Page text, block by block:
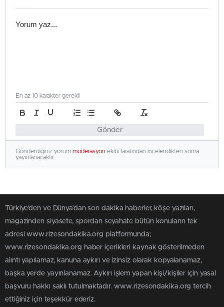
Gönder
En az 10 karakter gerekli
Gönderdiğiniz yorum moderasyon ekibi tarafından incelendikten sonra
yayınlanacaktır.
Türkiye'den ve Dünya’dan son dakika haberler, köşe yazıları,
magazinden siyasete, spordan seyahate bütün konuların tek
adresi www.rizesondakika.org platformunda;
www.rizesondakika.org haber içerikleri kaynak gösterilmeden
alıntı yapılamaz, kanuna aykırı ve izinsiz olarak kopyalanamaz,
başka yerde yayınlanamaz. Aykırı işlem yapan kişi/kişiler için yasal
başvuru hakkı saklı tutulmaktadır. www.rizesondakika.org tercih
ettiğiniz için teşekkür ederiz.